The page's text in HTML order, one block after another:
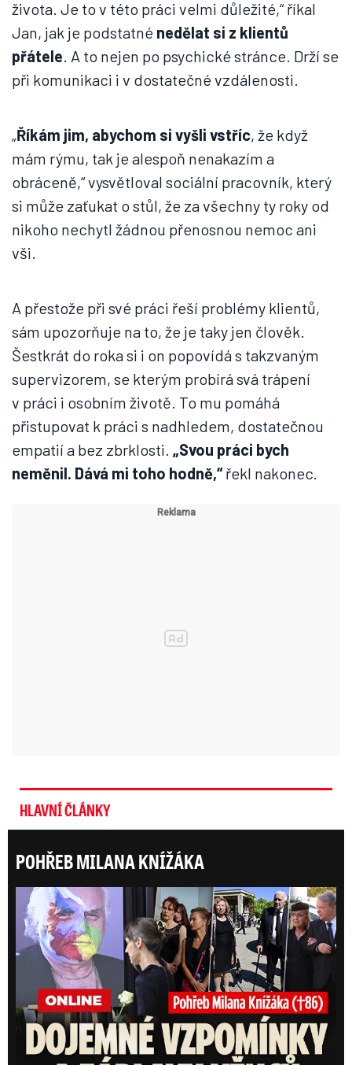
života. Je to v této práci velmi důležité,“ říkal
Jan, jak je podstatné nedělat si z klientů
přátele. A to nejen po psychické stránce. Drží se
při komunikaci i v dostatečné vzdálenosti.
„Říkám jim, abychom si vyšli vstříc, že když
mám rýmu, tak je alespoň nenakazím a
obráceně,“ vysvětloval sociální pracovník, který
si může zaťukat o stůl, že za všechny ty roky od
nikoho nechytl žádnou přenosnou nemoc ani
vši.
A přestože při své práci řeší problémy klientů,
sám upozorňuje na to, že je taky jen člověk.
Šestkrát do roka si i on popovídá s takzvaným
supervizorem, se kterým probírá svá trápení
v práci i osobním životě. To mu pomáhá
přistupovat k práci s nadhledem, dostatečnou
empatií a bez zbrklosti. „Svou práci bych
neměnil. Dává mi toho hodně,“řekl nakonec.
HLAVNÍ ČLÁNKY
POHŘEB MILANA KNÍŽÁKA